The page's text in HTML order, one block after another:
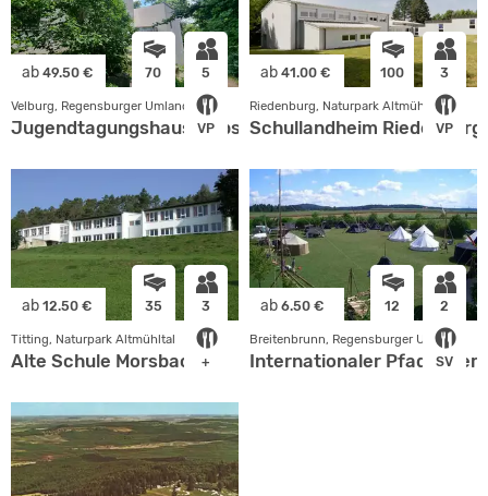
ab 49.50 € 70 5
VP
Velburg, Regensburger Umland
Jugendtagungshaus Habsberg
ab 41.00 € 100 3
VP
Riedenburg, Naturpark Altmühltal
Schullandheim Riedenburg
ab 12.50 € 35 3
+
Titting, Naturpark Altmühltal
Alte Schule Morsbach
ab 6.50 € 12 2
SV
Breitenbrunn, Regensburger Umland
Internationaler